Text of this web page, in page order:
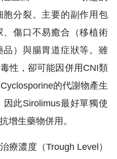
分裂。主要的副作用包
傷口不易癒合（移植術
）與腸胃道症狀等。雖
性，卻可能因併用CNI類
的代謝物產生
此Sirolimus最好單獨使
增生藥物併用。
療濃度（Trough Level）